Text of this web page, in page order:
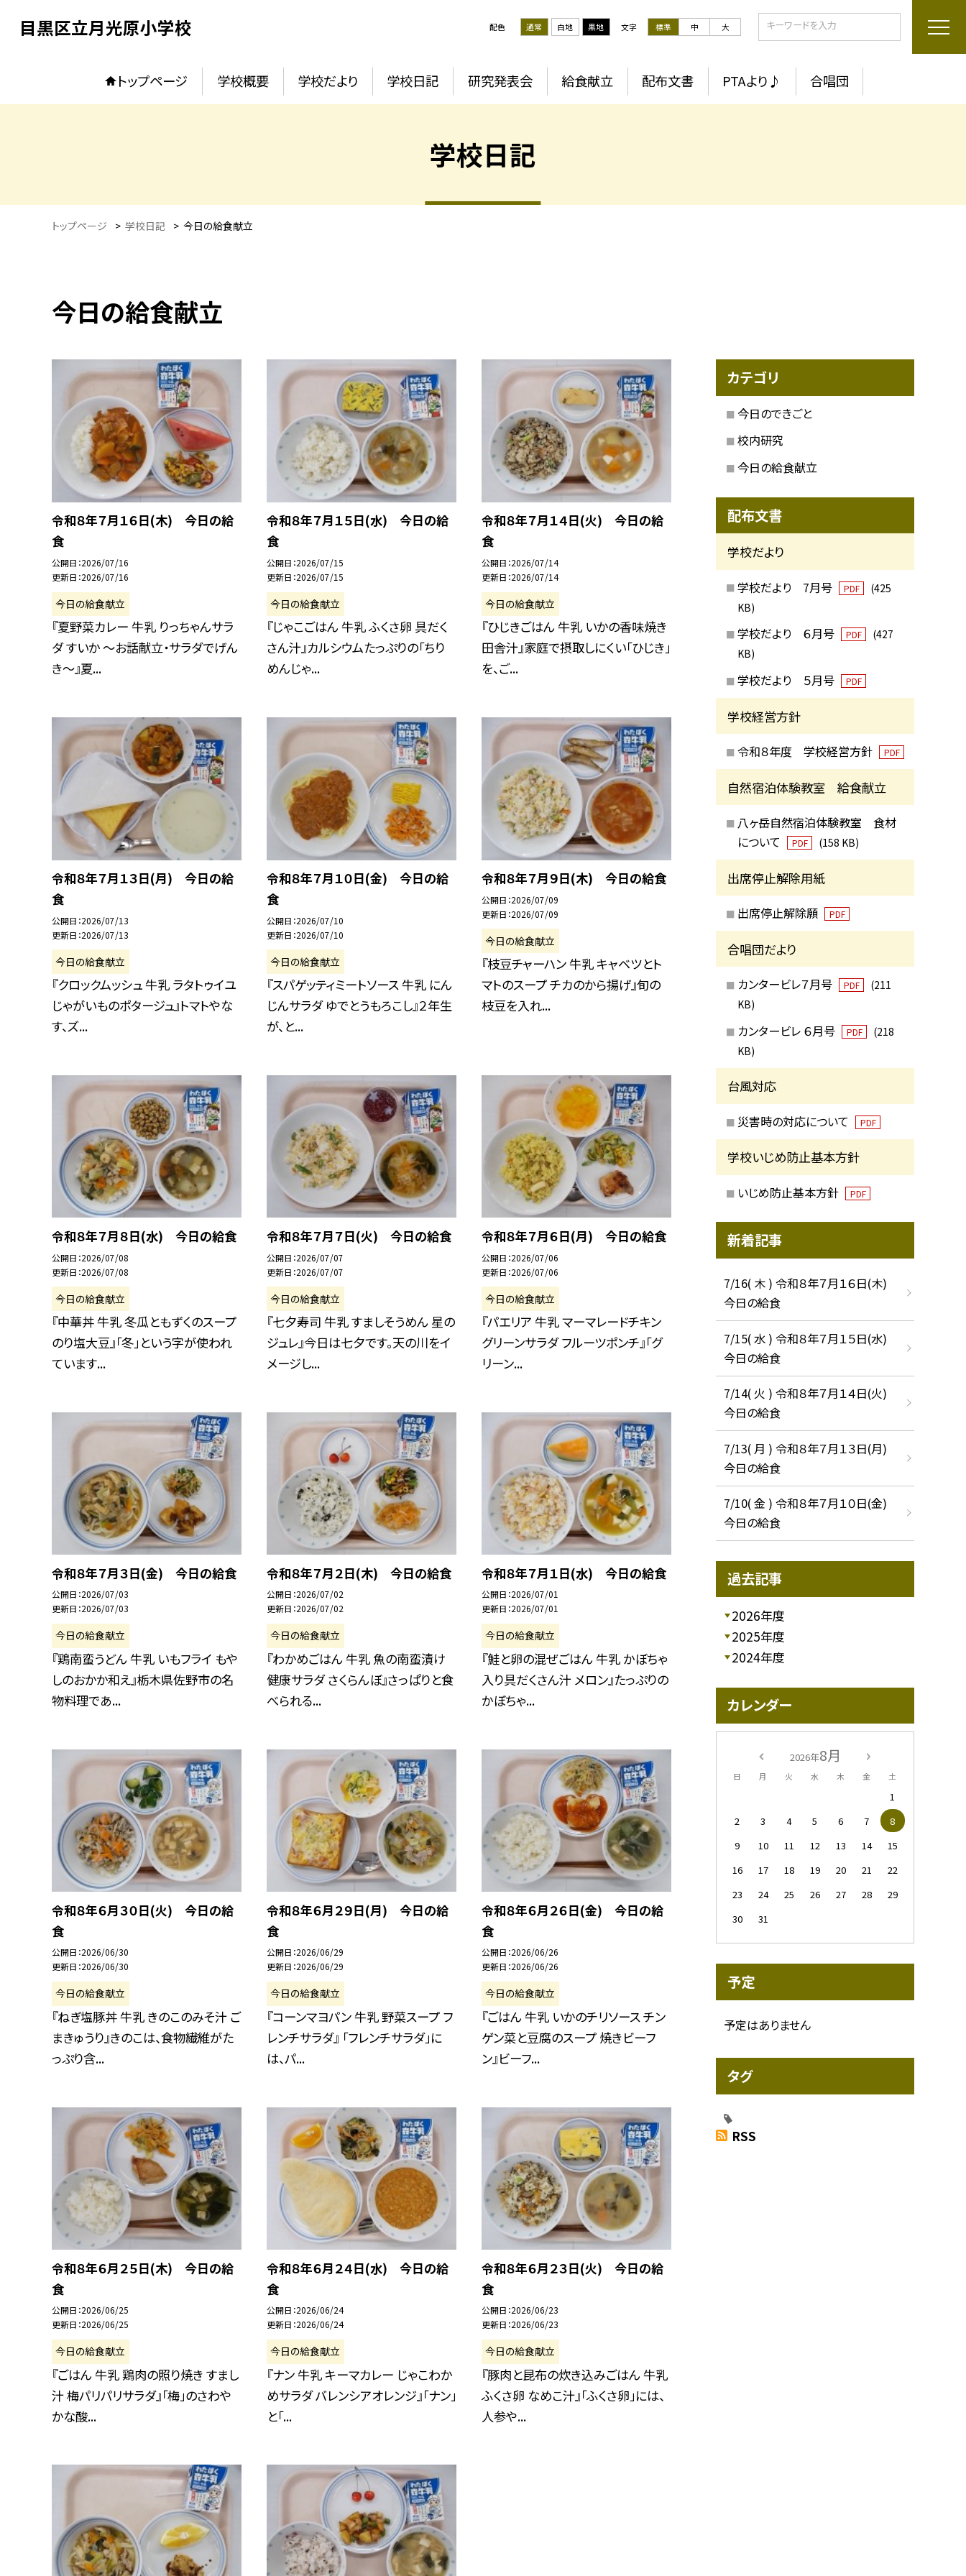
目黒区立月光原小学校 配色 通常 白地 黒地 文字 標準 中 大
トップページ 学校概要 学校だより 学校日記 研究発表会 給食献立 配布文書 PTAより♪ 合唱団
学校日記
トップページ > 学校日記 > 今日の給食献立
今日の給食献立
令和８年７月１６日(木) 今日の給
食
公開日 2026/07/16
更新日 2026/07/16
今日の給食献立
『夏野菜カレー 牛乳 りっちゃんサラ
ダ すいか ～お話献立・サラダでげん
き～』夏...
令和８年７月１５日(水) 今日の給
食
公開日 2026/07/15
更新日 2026/07/15
今日の給食献立
『じゃこごはん 牛乳 ふくさ卵 具だく
さん汁』カルシウムたっぷりの「ちり
めんじゃ...
令和８年７月１４日(火) 今日の給
食
公開日 2026/07/14
更新日 2026/07/14
今日の給食献立
『ひじきごはん 牛乳 いかの香味焼き
田舎汁』家庭で摂取しにくい「ひじき」
を、ご...
令和８年７月１３日(月) 今日の給
食
公開日 2026/07/13
更新日 2026/07/13
今日の給食献立
『クロックムッシュ 牛乳 ラタトゥイユ
じゃがいものポタージュ』トマトやな
す、ズ...
令和８年７月１０日(金) 今日の給
食
公開日 2026/07/10
更新日 2026/07/10
今日の給食献立
『スパゲッティミートソース 牛乳 にん
じんサラダ ゆでとうもろこし』２年生
が、と...
令和８年７月９日(木) 今日の給食
公開日 2026/07/09
更新日 2026/07/09
今日の給食献立
『枝豆チャーハン 牛乳 キャベツとト
マトのスープ チカのから揚げ』旬の
枝豆を入れ...
令和８年７月８日(水) 今日の給食
公開日 2026/07/08
更新日 2026/07/08
今日の給食献立
『中華丼 牛乳 冬瓜ともずくのスープ
のり塩大豆』「冬」という字が使われ
ています...
令和８年７月７日(火) 今日の給食
公開日 2026/07/07
更新日 2026/07/07
今日の給食献立
『七夕寿司 牛乳 すましそうめん 星の
ジュレ』今日は七夕です。天の川をイ
メージし...
令和８年７月６日(月) 今日の給食
公開日 2026/07/06
更新日 2026/07/06
今日の給食献立
『パエリア 牛乳 マーマレードチキン
グリーンサラダ フルーツポンチ』「グ
リーン...
令和８年７月３日(金) 今日の給食
公開日 2026/07/03
更新日 2026/07/03
今日の給食献立
『鶏南蛮うどん 牛乳 いもフライ もや
しのおかか和え』栃木県佐野市の名
物料理であ...
令和８年７月２日(木) 今日の給食
公開日 2026/07/02
更新日 2026/07/02
今日の給食献立
『わかめごはん 牛乳 魚の南蛮漬け
健康サラダ さくらんぼ』さっぱりと食
べられる...
令和８年７月１日(水) 今日の給食
公開日 2026/07/01
更新日 2026/07/01
今日の給食献立
『鮭と卵の混ぜごはん 牛乳 かぼちゃ
入り具だくさん汁 メロン』たっぷりの
かぼちゃ...
令和８年６月３０日(火) 今日の給
食
公開日 2026/06/30
更新日 2026/06/30
今日の給食献立
『ねぎ塩豚丼 牛乳 きのこのみそ汁 ご
まきゅうり』きのこは、食物繊維がた
っぷり含...
令和８年６月２９日(月) 今日の給
食
公開日 2026/06/29
更新日 2026/06/29
今日の給食献立
『コーンマヨパン 牛乳 野菜スープ フ
レンチサラダ』 「フレンチサラダ」に
は、パ...
令和８年６月２６日(金) 今日の給
食
公開日 2026/06/26
更新日 2026/06/26
今日の給食献立
『ごはん 牛乳 いかのチリソース チン
ゲン菜と豆腐のスープ 焼きビーフ
ン』ビーフ...
令和８年６月２５日(木) 今日の給
食
公開日 2026/06/25
更新日 2026/06/25
今日の給食献立
『ごはん 牛乳 鶏肉の照り焼き すまし
汁 梅パリパリサラダ』「梅」のさわや
かな酸...
令和８年６月２４日(水) 今日の給
食
公開日 2026/06/24
更新日 2026/06/24
今日の給食献立
『ナン 牛乳 キーマカレー じゃこわか
めサラダ バレンシアオレンジ』「ナン」
と「...
令和８年６月２３日(火) 今日の給
食
公開日 2026/06/23
更新日 2026/06/23
今日の給食献立
『豚肉と昆布の炊き込みごはん 牛乳
ふくさ卵 なめこ汁』「ふくさ卵」には、
人参や...
カテゴリ
今日のできごと
校内研究
今日の給食献立
配布文書
学校だより
学校だより 7月号 PDF
(425
KB)
学校だより ６月号 PDF
(427
KB)
学校だより ５月号 PDF
学校経営方針
令和８年度 学校経営方針 PDF
自然宿泊体験教室 給食献立
八ヶ岳自然宿泊体験教室 食材
について
PDF (158 KB)
出席停止解除用紙
出席停止解除願 PDF
合唱団だより
カンタービレ７月号 PDF
(211
KB)
カンタービレ ６月号 PDF
(218
KB)
台風対応
災害時の対応について PDF
学校いじめ防止基本方針
いじめ防止基本方針 PDF
新着記事
7/16( 木 ) 令和８年７月１６日(木)
今日の給食
7/15( 水 ) 令和８年７月１５日(水)
今日の給食
7/14( 火 ) 令和８年７月１４日(火)
今日の給食
7/13( 月 ) 令和８年７月１３日(月)
今日の給食
7/10( 金 ) 令和８年７月１０日(金)
今日の給食
過去記事
2026年度
2025年度
2024年度
カレンダー
2026年8月
日 月 火 水 木 金 土
1
2
3 4 5 6 7
8
9
10 11 12 13 14
15
16
17 18 19 20 21
22
23
24 25 26 27 28
29
30
31
予定
予定はありません
タグ
RSS